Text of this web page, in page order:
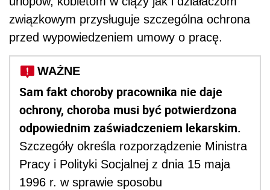
związkowym przysługuje szczególna ochrona
przed wypowiedzeniem umowy o pracę.
WAŻNE
Sam fakt choroby pracownika nie daje
ochrony, choroba musi być potwierdzona
odpowiednim zaświadczeniem lekarskim.
Szczegóły określa rozporządzenie Ministra
Pracy i Polityki Socjalnej z dnia 15 maja
1996 r. w sprawie sposobu